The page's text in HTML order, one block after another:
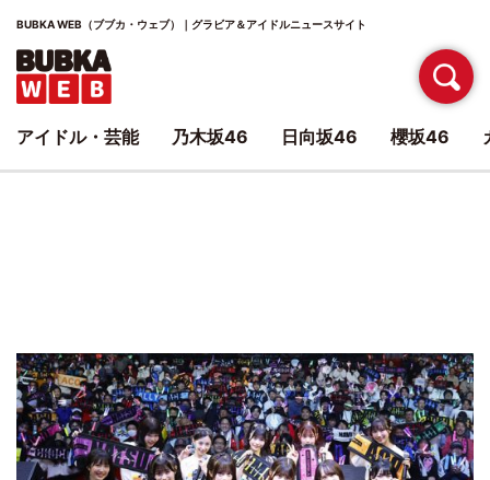
BUBKA WEB（ブブカ・ウェブ）｜グラビア＆アイドルニュースサイト
アイドル・芸能 乃木坂46 日向坂46 櫻坂46